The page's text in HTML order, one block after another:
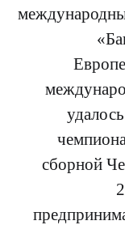
сборной